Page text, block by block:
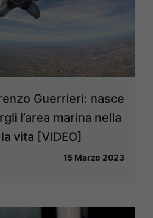
Guerrieri: nasce
l’area marina nella
vita [VIDEO]
15 Marzo 2023